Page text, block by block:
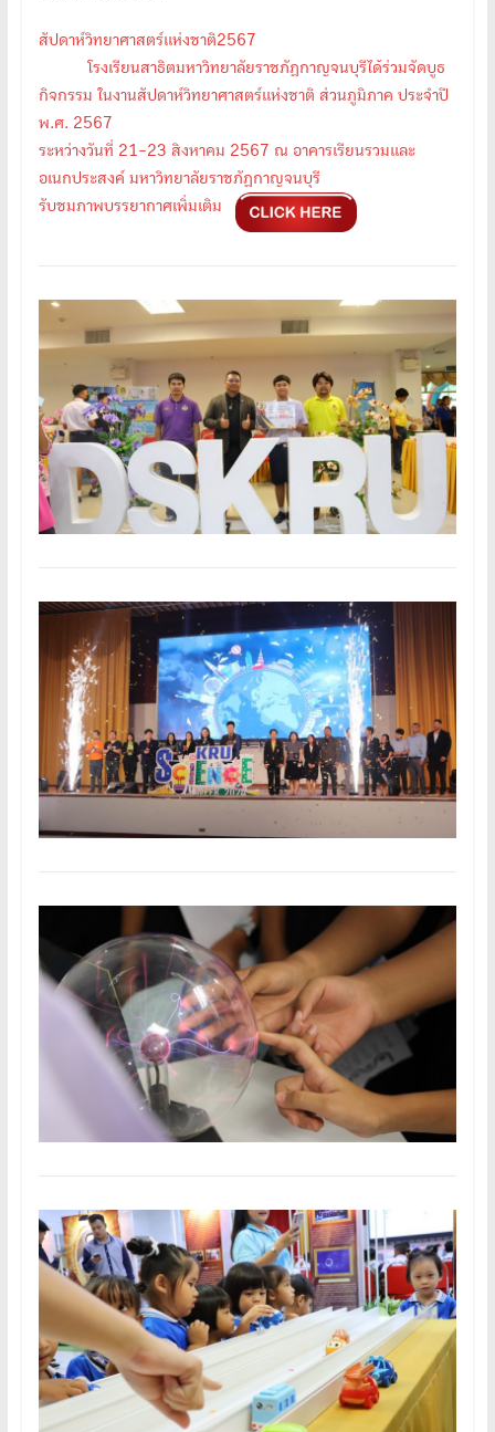
สัปดาห์วิทยาศาสตร์แห่งชาติ2567
โรงเรียนสาธิตมหาวิทยาลัยราชภัฏกาญจนบุรีได้ร่วมจัดบูธ
กิจกรรม ในงานสัปดาห์วิทยาศาสตร์แห่งชาติ ส่วนภูมิภาค ประจำปี
พ.ศ. 2567
ระหว่างวันที่ 21-23 สิงหาคม 2567 ณ อาคารเรียนรวมและ
อเนกประสงค์ มหาวิทยาลัยราชภัฏกาญจนบุรี
รับชมภาพบรรยากาศเพิ่มเติม